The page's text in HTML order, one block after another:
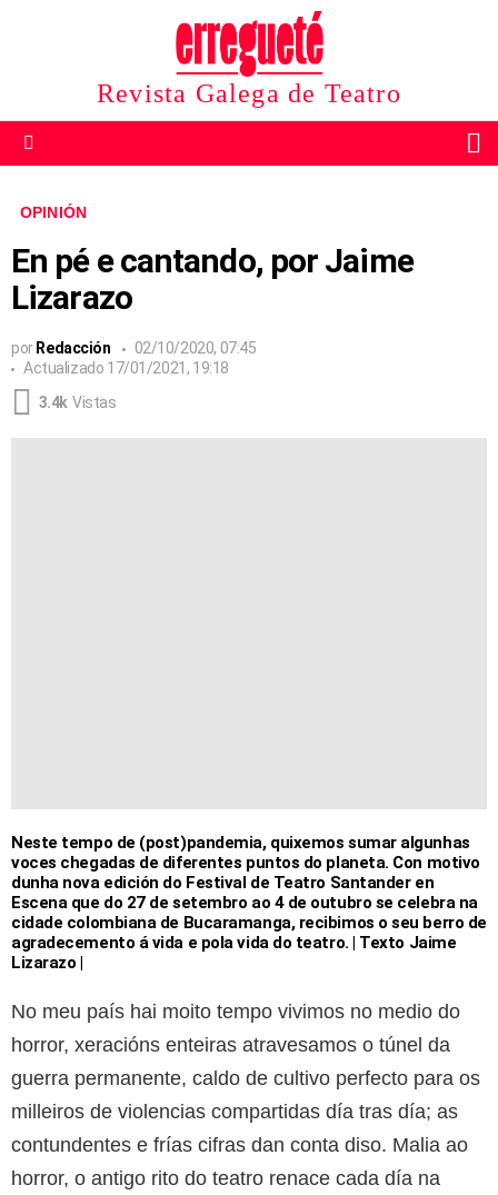
Revista Galega de Teatro
OPINIÓN
En pé e cantando, por Jaime
Lizarazo
por Redacción
02/10/2020, 07:45
Actualizado 17/01/2021, 19:18
3.4k Vistas
Neste tempo de (post)pandemia, quixemos sumar algunhas
voces chegadas de diferentes puntos do planeta. Con motivo
dunha nova edición do Festival de Teatro Santander en
Escena que do 27 de setembro ao 4 de outubro se celebra na
cidade colombiana de Bucaramanga, recibimos o seu berro de
agradecemento á vida e pola vida do teatro. | Texto Jaime
Lizarazo |
No meu país hai moito tempo vivimos no medio do
horror, xeracións enteiras atravesamos o túnel da
guerra permanente, caldo de cultivo perfecto para os
milleiros de violencias compartidas día tras día; as
contundentes e frías cifras dan conta diso. Malia ao
horror, o antigo rito do teatro renace cada día na